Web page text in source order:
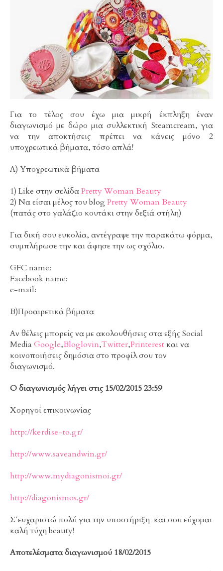
Για το τέλος σου έχω μια μικρή έκπληξη έναν
διαγωνισμό με δώρο μια συλλεκτική Steamcream, για
να την αποκτήσεις πρέπει να κάνεις μόνο 2
υποχρεωτικά βήματα, τόσο απλά!
Α) Υποχρεωτικά βήματα
1) Like στην σελίδαPretty Woman Beauty
2) Να είσαι μέλος του blogPretty Woman Beauty
(πατάς στο γαλάζιο κουτάκι στην δεξιά στήλη)
Για δική σου ευκολία, αντέγραψε την παρακάτω φόρμα,
συμπλήρωσε την και άφησε την ως σχόλιο.
GFC name:
Facebook name:
e-mail:
Β)Προαιρετικά βήματα
Αν θέλεις μπορείς να με ακολουθήσεις στα εξής Social
Media Google,Bloglovin,Twitter,Printerestκαι να
κοινοποιήσεις δημόσια στο προφίλ σου τον
διαγωνισμό.
O διαγωνισμός λήγει στις 15/02/2015 23:59
Χορηγοί επικοινωνίας
http://kerdise-to.gr/
http://www.saveandwin.gr/
http://www.mydiagonismoi.gr/
http://diagonismos.gr/
Σ΄ευχαριστώ πολύ για την υποστήριξη και σου εύχομαι
καλή τύχη beauty!
Αποτελέσματα διαγωνισμού 18/02/2015